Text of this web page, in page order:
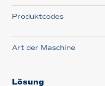
Produktcodes
Art der Maschine
Lösung